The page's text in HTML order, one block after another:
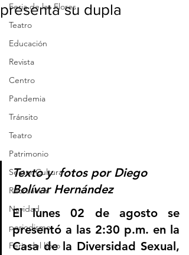
Feria de las Flores
Teatro
Educación
Revista
Centro
Pandemia
Tránsito
Teatro
Patrimonio
Sector Cultura
Recreación
Navidad
periodismo
Feria del libro
presenta su dupla
Texto y  fotos por Diego
Bolívar Hernández
El lunes 02 de agosto se
presentó a las 2:30 p.m. en la
Casa de la Diversidad Sexual,